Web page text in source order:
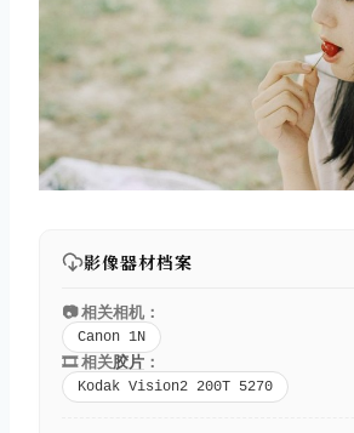
影像器材档案
📷 相关相机：
Canon 1N
🎞️ 相关胶片 ：
Kodak Vision2 200T 5270